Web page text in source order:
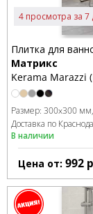
4 просмотра за 7
Плитка для
Матрикс
Kerama Marazzi
Размер: 300x300 мм
Доставка по
В наличии
Цена от: 992